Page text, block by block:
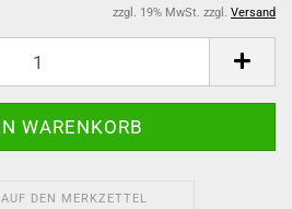
zzgl. 19% MwSt. zzgl. Versand
AUF DEN MERKZETTEL